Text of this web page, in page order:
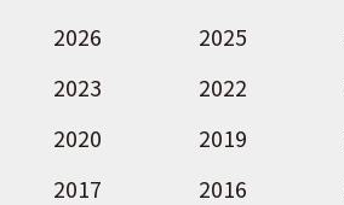
2026 2025
2023
2022
2020
2019
2017
2016